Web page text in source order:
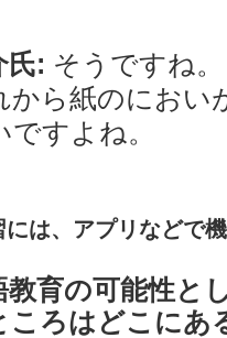
氏: そうですね
から紙のにおい
すよね。
には、アプリなどで
育の可能性と
ころはどこに